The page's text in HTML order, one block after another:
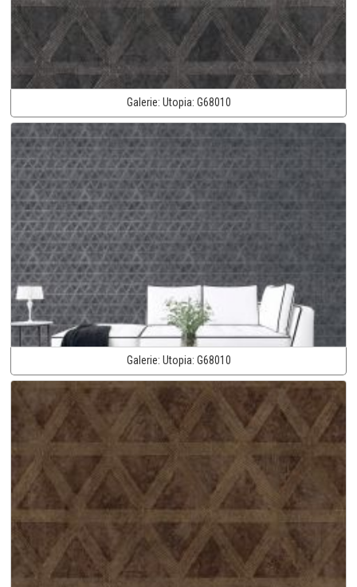
Galerie: Utopia: G68010
Galerie: Utopia: G68010